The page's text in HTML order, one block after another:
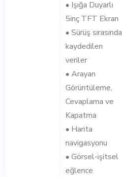
• Işığa Duyarlı
5inç TFT Ekran
• Sürüş sırasında
kaydedilen
veriler
• Arayan
Görüntüleme,
Cevaplama ve
Kapatma
• Harita
navigasyonu
• Görsel-işitsel
eğlence